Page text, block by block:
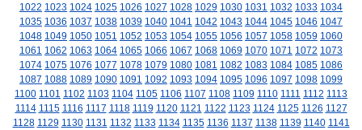
1022 1023 1024 1025 1026 1027 1028 1029 1030 1031 1032 1033 1034
1035 1036 1037 1038 1039 1040 1041 1042 1043 1044 1045 1046 1047
1048 1049 1050 1051 1052 1053 1054 1055 1056 1057 1058 1059 1060
1061 1062 1063 1064 1065 1066 1067 1068 1069 1070 1071 1072 1073
1074 1075 1076 1077 1078 1079 1080 1081 1082 1083 1084 1085 1086
1087 1088 1089 1090 1091 1092 1093 1094 1095 1096 1097 1098 1099
1100 1101 1102 1103 1104 1105 1106 1107 1108 1109 1110 1111 1112 1113
1114 1115 1116 1117 1118 1119 1120 1121 1122 1123 1124 1125 1126 1127
1128 1129 1130 1131 1132 1133 1134 1135 1136 1137 1138 1139 1140 1141